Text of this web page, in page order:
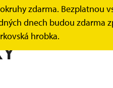
zdarma. Bezplatnou
dnech budou zdarma
hrobka.
u nás roste... ZEMĚDÝM